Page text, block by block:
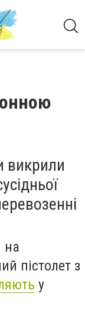
викрили
на
пістолет з
у